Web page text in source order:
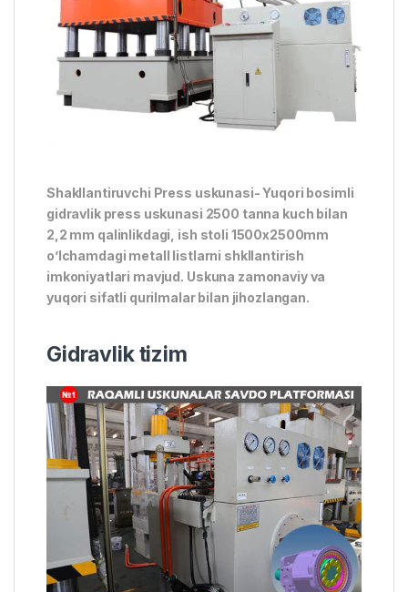
Shakllantiruvchi Press uskunasi- Yuqori bosimli
gidravlik press uskunasi 2500 tanna kuch bilan
2,2 mm qalinlikdagi, ish stoli 1500x2500mm
o’lchamdagi metall listlarni shkllantirish
imkoniyatlari mavjud. Uskuna zamonaviy va
yuqori sifatli qurilmalar bilan jihozlangan.
Gidravlik tizim